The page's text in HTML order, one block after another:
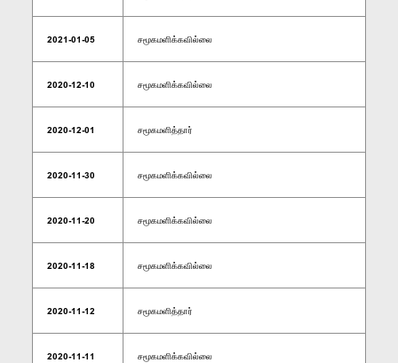
2021-01-05 சமூகமளிக்கவில்லை
2020-12-10 சமூகமளிக்கவில்லை
2020-12-01 சமூகமளித்தார்
2020-11-30 சமூகமளிக்கவில்லை
2020-11-20 சமூகமளிக்கவில்லை
2020-11-18 சமூகமளிக்கவில்லை
2020-11-12 சமூகமளித்தார்
2020-11-11 சமூகமளிக்கவில்லை